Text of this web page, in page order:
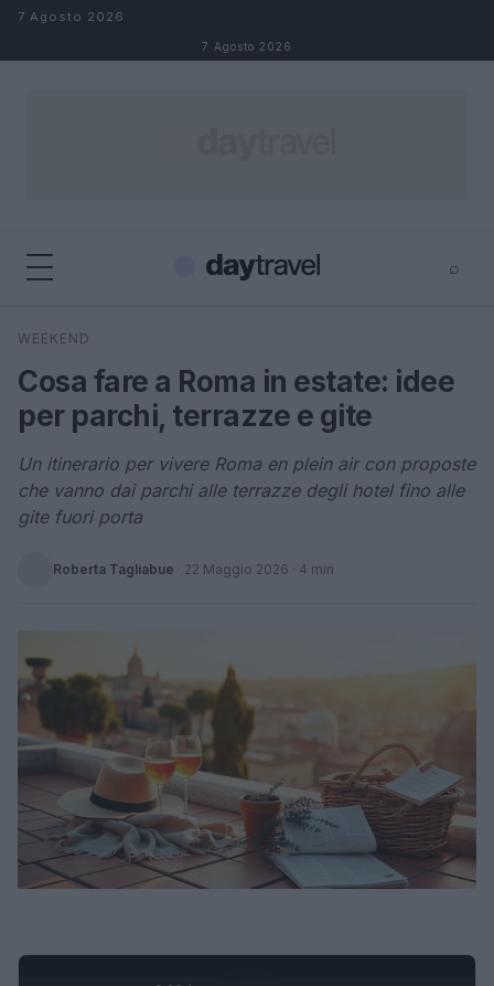
Salta al contenuto
7 Agosto 2026
7 Agosto 2026
⌕
Cerca
WEEKEND
Cosa fare a Roma in estate: idee
per parchi, terrazze e gite
Un itinerario per vivere Roma en plein air con proposte
che vanno dai parchi alle terrazze degli hotel fino alle
gite fuori porta
Roberta Tagliabue · 22 Maggio 2026 · 4 min